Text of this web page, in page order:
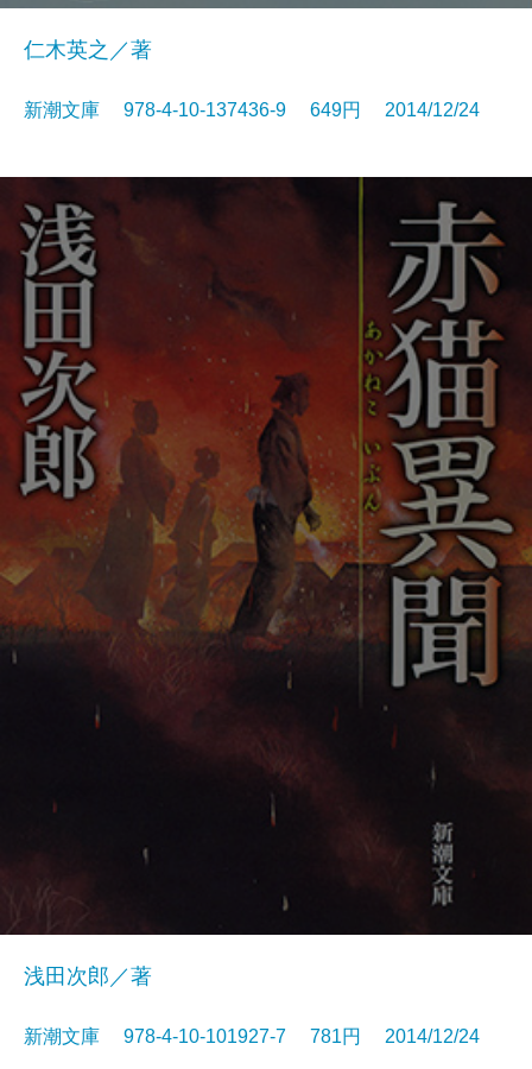
仁木英之／著
新潮文庫 978-4-10-137436-9 649円 2014/12/24
浅田次郎／著
新潮文庫 978-4-10-101927-7 781円 2014/12/24